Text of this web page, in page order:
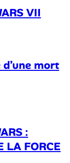
VII
d’une mort
:
LA FORCE